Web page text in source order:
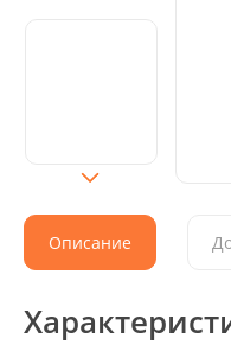
Описание